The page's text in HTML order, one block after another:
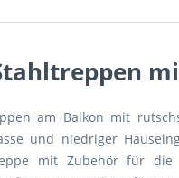
am Balkon mit
und niedriger
mit Zubehör für die